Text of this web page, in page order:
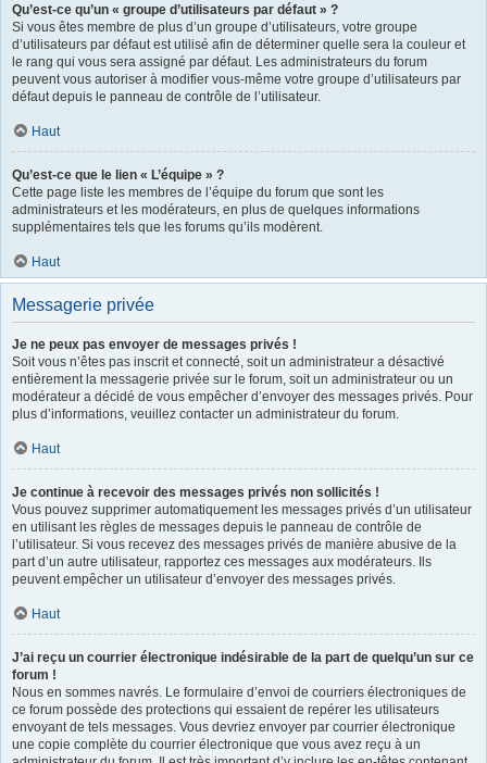
Qu’est-ce qu’un « groupe d’utilisateurs par défaut » ?
Si vous êtes membre de plus d’un groupe d’utilisateurs, votre groupe
d’utilisateurs par défaut est utilisé afin de déterminer quelle sera la couleur et
le rang qui vous sera assigné par défaut. Les administrateurs du forum
peuvent vous autoriser à modifier vous-même votre groupe d’utilisateurs par
défaut depuis le panneau de contrôle de l’utilisateur.
Haut
Qu’est-ce que le lien « L’équipe » ?
Cette page liste les membres de l’équipe du forum que sont les
administrateurs et les modérateurs, en plus de quelques informations
supplémentaires tels que les forums qu’ils modèrent.
Haut
Messagerie privée
Je ne peux pas envoyer de messages privés !
Soit vous n’êtes pas inscrit et connecté, soit un administrateur a désactivé
entièrement la messagerie privée sur le forum, soit un administrateur ou un
modérateur a décidé de vous empêcher d’envoyer des messages privés. Pour
plus d’informations, veuillez contacter un administrateur du forum.
Haut
Je continue à recevoir des messages privés non sollicités !
Vous pouvez supprimer automatiquement les messages privés d’un utilisateur
en utilisant les règles de messages depuis le panneau de contrôle de
l’utilisateur. Si vous recevez des messages privés de manière abusive de la
part d’un autre utilisateur, rapportez ces messages aux modérateurs. Ils
peuvent empêcher un utilisateur d’envoyer des messages privés.
Haut
J’ai reçu un courrier électronique indésirable de la part de quelqu’un sur ce
forum !
Nous en sommes navrés. Le formulaire d’envoi de courriers électroniques de
ce forum possède des protections qui essaient de repérer les utilisateurs
envoyant de tels messages. Vous devriez envoyer par courrier électronique
une copie complète du courrier électronique que vous avez reçu à un